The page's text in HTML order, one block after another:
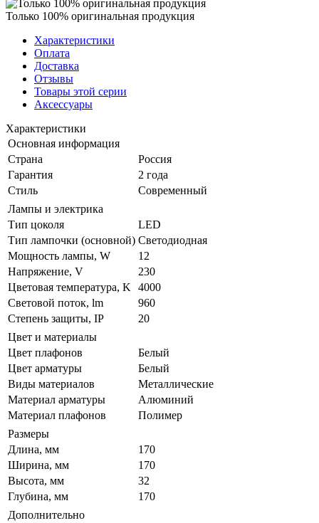
Только 100% оригинальная продукция
Характеристики
Оплата
Доставка
Отзывы
Товары этой серии
Аксессуары
Характеристики
Основная информация
Страна
Россия
Гарантия
2 года
Стиль
Современный
Лампы и электрика
Тип цоколя
LED
Тип лампочки (основной) Светодиодная
Мощность лампы, W
12
Напряжение, V
230
Цветовая температура, K
4000
Световой поток, lm
960
Степень защиты, IP
20
Цвет и материалы
Цвет плафонов
Белый
Цвет арматуры
Белый
Виды материалов
Металлические
Материал арматуры
Алюминий
Материал плафонов
Полимер
Размеры
Длина, мм
170
Ширина, мм
170
Высота, мм
32
Глубина, мм
170
Дополнительно